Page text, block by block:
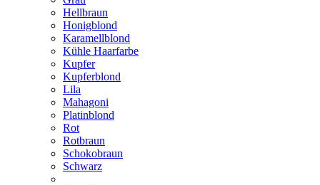
Hellbraun
Honigblond
Karamellblond
Kühle Haarfarbe
Kupfer
Kupferblond
Lila
Mahagoni
Platinblond
Rot
Rotbraun
Schokobraun
Schwarz